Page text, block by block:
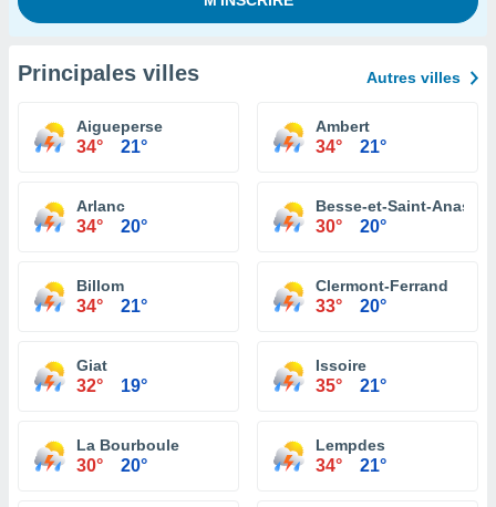
Principales villes Autres villes
Aigueperse
34° 21°
Ambert
34° 21°
Arlanc
34° 20°
Besse-et-Saint-
30° 20°
Billom
34° 21°
Clermont-Ferrand
33° 20°
Giat
32° 19°
Issoire
35° 21°
La Bourboule
30° 20°
Lempdes
34° 21°